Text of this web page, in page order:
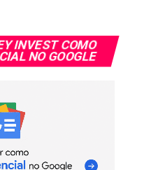
INVEST COMO
NO GOOGLE